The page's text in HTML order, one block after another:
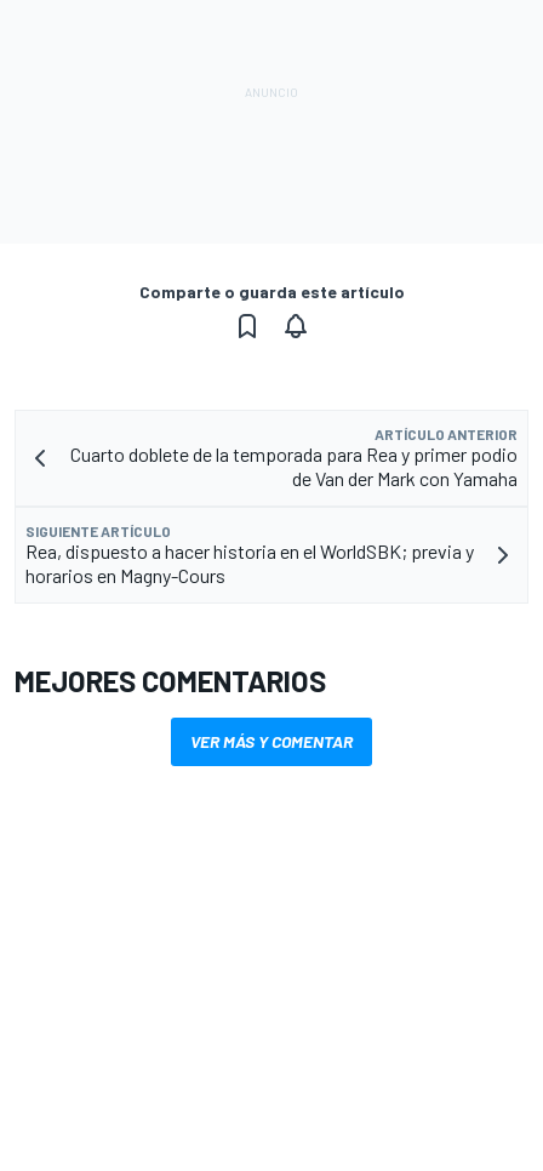
Comparte o guarda este artículo
ARTÍCULO ANTERIOR
Cuarto doblete de la temporada para Rea y primer podio
de Van der Mark con Yamaha
SIGUIENTE ARTÍCULO
Rea, dispuesto a hacer historia en el WorldSBK; previa y
horarios en Magny-Cours
MEJORES COMENTARIOS
VER MÁS Y COMENTAR